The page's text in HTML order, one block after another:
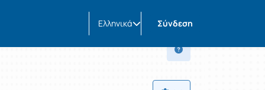
Ελληνικά Σύνδεση